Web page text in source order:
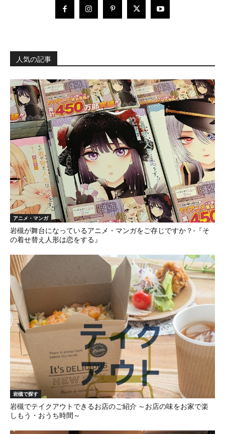
人気の記事
アニメ・マンガ
岩槻が舞台になっているアニメ・マンガをご存じですか？-『そ
の着せ替え人形は恋をする』
岩槻で探す
岩槻でテイクアウトできるお店のご紹介 ～お店の味をお家で楽
しもう・おうち時間～